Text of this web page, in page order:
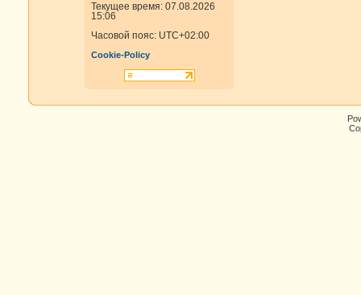
Текущее время: 07.08.2026
15:06
Часовой пояс: UTC+02:00
Cookie-Policy